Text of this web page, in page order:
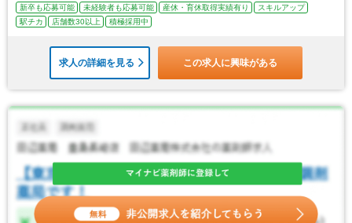
新卒も応募可能 未経験者も応募可能 産休・育休取得実績有り
スキルアップ
駅チカ
店舗数30以上 積極採用中
求人の詳細を見る この求人に興味がある